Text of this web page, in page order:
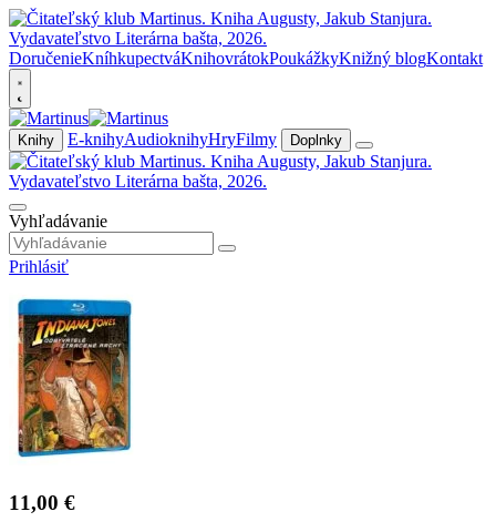
DoručenieKníhkupectváKnihovrátokPoukážkyKnižný blogKontakt
Knihy E-knihyAudioknihyHryFilmy Doplnky
Vyhľadávanie
Prihlásiť
11,00 €